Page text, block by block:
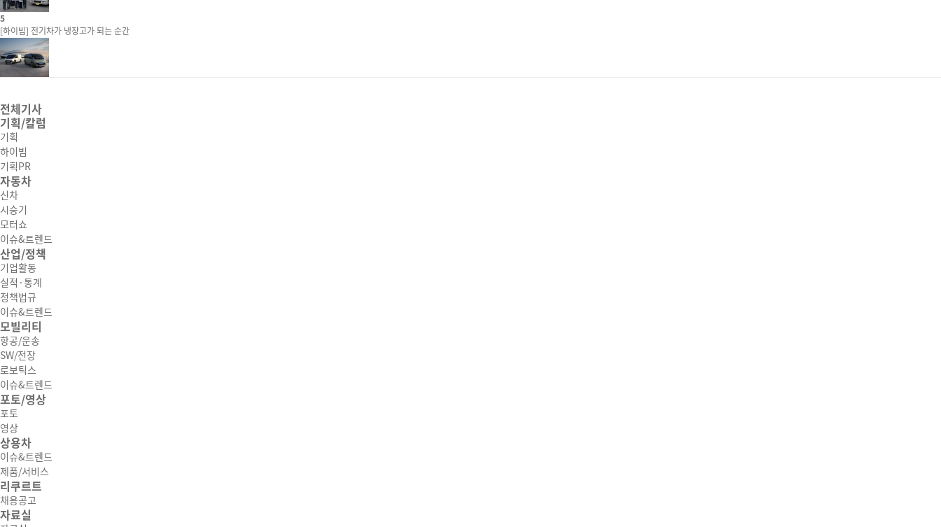
5
[하이빔] 전기차가 냉장고가 되는 순간
전체기사
기획/칼럼
기획
하이빔
기획PR
자동차
신차
시승기
모터쇼
이슈&트렌드
산업/정책
기업활동
실적·통계
정책법규
이슈&트렌드
모빌리티
항공/운송
SW/전장
로보틱스
이슈&트렌드
포토/영상
포토
영상
상용차
이슈&트렌드
제품/서비스
리쿠르트
채용공고
자료실